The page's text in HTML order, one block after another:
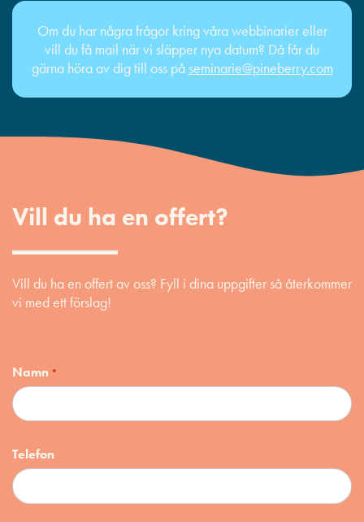
Om du har några frågor kring våra webbinarier eller
vill du få mail när vi släpper nya datum? Då får du
gärna höra av dig till oss på seminarie@pineberry.com
Vill du ha en offert?
Vill du ha en offert av oss? Fyll i dina uppgifter så återkommer
vi med ett förslag!
Namn *
Telefon